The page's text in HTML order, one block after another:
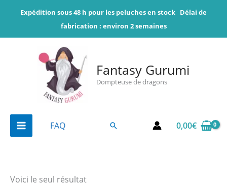
contenu
Expédition sous 48 h pour les peluches en stock Délai de
fabrication : environ 2 semaines
Fantasy Gurumi
Dompteuse de dragons
FAQ Rechercher 0,00€
Voici le seul résultat